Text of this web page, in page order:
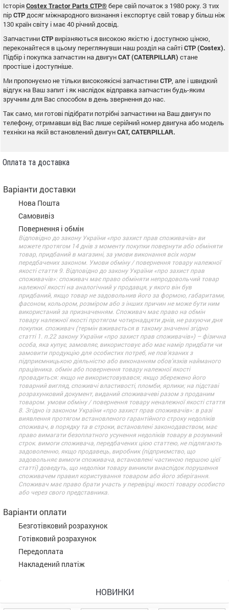
ІсторіяCostex Tractor Parts CTP®бере свій початок з 1980 року. З тих
пірCTP досяг міжнародного визнання і експортує свій товар у більш ніж
130 країн світу і має 40 річний досвід.
ЗапчастиниCTP вирізняються високою якістю і доступною ціною,
переконайтеся в цьому переглянувши наш розділ на сайтіCTP (Costex).
Підбір і покупка запчастин на двигунCAT (CATERPILLAR) стане
простіше і доступніше.
Ми пропонуємо не тільки високоякісні запчастиниCTP , але і швидкий
відгук на Ваш запит і як наслідок відправка запчастин будь-яким
зручним для Вас способом в день звернення до нас.
Так само, ми готові підібрати потрібні запчастини на Ваш двигун по
телефону, отримавши від Вас лише серійний номер двигуна або модель
техніки на якій встановлений двигунCAT, CATERPILLAR.
Оплата та доставка
Варіанти доставки
Нова Пошта
Самовивіз
Повернення і обмін
Відповідно до закону України «про захист прав споживачів» ви
можете протягом 14 днів з моменту покупки повернути або обміняти
товар, придбаний в магазині, за умови виконання всіх норм
передбачених законом. Умови обміну / повернення товару належної
якості стаття 9. Відповідно до закону України «про захист прав
споживачів»: споживач має право обміняти непродовольчий товар
належної якості на аналогічний у продавця, у якого він був
придбаний, якщо товар не задовольнив його за формою, габаритами,
фасоном, кольором, розміром або з інших причин не може бути ним
використаний за призначенням. Споживач має право на обмін
товару належної якості протягом чотирнадцяти днів, не рахуючи дня
покупки. споживач (термін вживається в такому значенні згідно
статті 1. п.22 закону України «про захист прав споживачів») – фізична
особа, яка купує, замовляє, використовує або має намір придбати чи
замовити продукцію для особистих потреб, не пов’язаних з
підприємницькою діяльністю або виконанням обов’язків найманого
працівника. обмін або повернення товару належної якості
провадиться: якщо не використовувався; якщо збережено його
товарний вигляд, споживчі властивості, пломби, ярлики; на підставі
розрахунковий документ, виданий споживачеві разом з проданим
товаром. умови обміну / повернення товару неналежної якості стаття
8. Згідно із законом України «про захист прав споживачів»: в разі
виявлення протягом встановленого гарантійного строку недоліків
споживач, в порядку та в строки, встановлені законодавством, має
право вимагати безоплатного усунення недоліків товару в розумний
строк. вимоги споживача, передбачених цією статтею, не підлягають
задоволенню, якщо продавець, виробник (підприємство, що
задовольняє вимоги споживача, встановлені частиною першою цієї
статті) доведуть, що недоліки товару виникли внаслідок порушення
споживачем правил користування товаром або його зберігання.
Споживач має право брати участь у перевірці якості товару особисто
або через свого представника.
Варіанти оплати
Безготівковий розрахунок
Готівковий розрахунок
Передоплата
Накладений платіж
НОВИНКИ